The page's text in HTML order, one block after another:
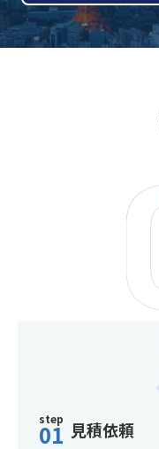
step
01 見積依頼